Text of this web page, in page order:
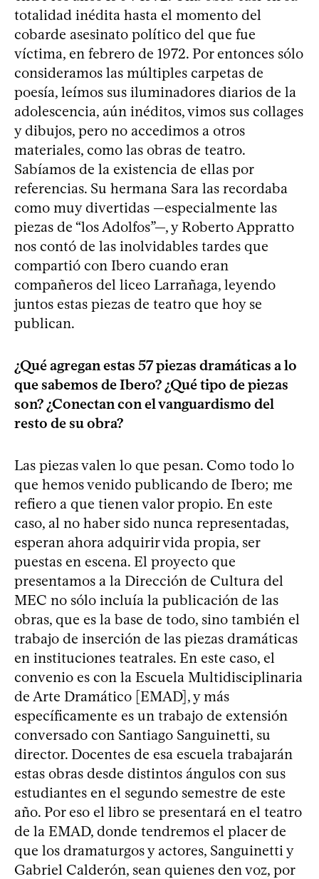
totalidad inédita hasta el momento del
cobarde asesinato político del que fue
víctima, en febrero de 1972. Por entonces sólo
consideramos las múltiples carpetas de
poesía, leímos sus iluminadores diarios de la
adolescencia, aún inéditos, vimos sus collages
y dibujos, pero no accedimos a otros
materiales, como las obras de teatro.
Sabíamos de la existencia de ellas por
referencias. Su hermana Sara las recordaba
como muy divertidas —especialmente las
piezas de “los Adolfos”—, y Roberto Appratto
nos contó de las inolvidables tardes que
compartió con Ibero cuando eran
compañeros del liceo Larrañaga, leyendo
juntos estas piezas de teatro que hoy se
publican.
¿Qué agregan estas 57 piezas dramáticas a lo
que sabemos de Ibero? ¿Qué tipo de piezas
son? ¿Conectan con el vanguardismo del
resto de su obra?
Las piezas valen lo que pesan. Como todo lo
que hemos venido publicando de Ibero; me
refiero a que tienen valor propio. En este
caso, al no haber sido nunca representadas,
esperan ahora adquirir vida propia, ser
puestas en escena. El proyecto que
presentamos a la Dirección de Cultura del
MEC no sólo incluía la publicación de las
obras, que es la base de todo, sino también el
trabajo de inserción de las piezas dramáticas
en instituciones teatrales. En este caso, el
convenio es con la Escuela Multidisciplinaria
de Arte Dramático [EMAD], y más
específicamente es un trabajo de extensión
conversado con Santiago Sanguinetti, su
director. Docentes de esa escuela trabajarán
estas obras desde distintos ángulos con sus
estudiantes en el segundo semestre de este
año. Por eso el libro se presentará en el teatro
de la EMAD, donde tendremos el placer de
que los dramaturgos y actores, Sanguinetti y
Gabriel Calderón, sean quienes den voz, por